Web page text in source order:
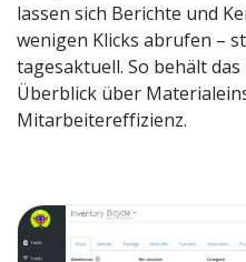
lassen sich Berichte und
wenigen Klicks abrufen –
tagesaktuell. So behält
Überblick über
Mitarbeitereffizienz.